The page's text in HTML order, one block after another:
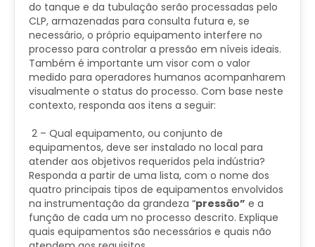
do tanque e da tubulação serão processadas pelo
CLP, armazenadas para consulta futura e, se
necessário, o próprio equipamento interfere no
processo para controlar a pressão em níveis ideais.
Também é importante um visor com o valor
medido para operadores humanos acompanharem
visualmente o status do processo. Com base neste
contexto, responda aos itens a seguir:
2 – Qual equipamento, ou conjunto de
equipamentos, deve ser instalado no local para
atender aos objetivos requeridos pela indústria?
Responda a partir de uma lista, com o nome dos
quatro principais tipos de equipamentos envolvidos
na instrumentação da grandeza “pressão” e a
função de cada um no processo descrito. Explique
quais equipamentos são necessários e quais não